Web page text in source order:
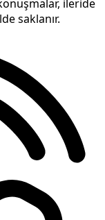
ileride
saklanır.